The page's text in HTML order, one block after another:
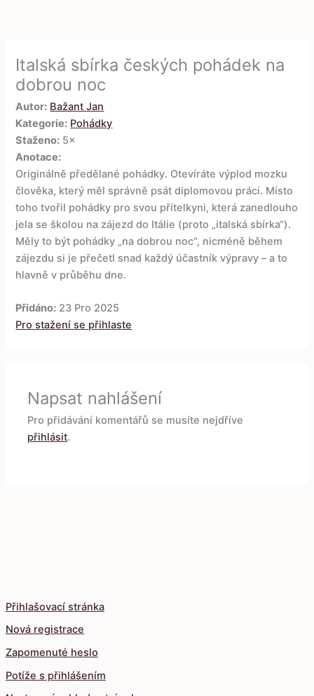
Přihlašovací stránka
Nová registrace
Zapomenuté heslo
Potíže s přihlášením
Italská sbírka českých pohádek na
dobrou noc
Autor: Bažant Jan
Kategorie: Pohádky
Staženo: 5×
Anotace:
Originálně předělané pohádky. Otevíráte výplod mozku
člověka, který měl správně psát diplomovou práci. Místo
toho tvořil pohádky pro svou přítelkyni, která zanedlouho
jela se školou na zájezd do Itálie (proto „italská sbírka“).
Měly to být pohádky „na dobrou noc“, nicméně během
zájezdu si je přečetl snad každý účastník výpravy – a to
hlavně v průběhu dne.
Přidáno: 23 Pro 2025
Pro stažení se přihlaste
Napsat nahlášení
Pro přidávání komentářů se musíte nejdříve
přihlásit.